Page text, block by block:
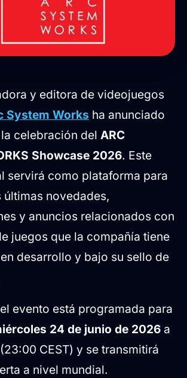
y editora de videojuegos
System Works ha anunciado
celebración del ARC
Showcase 2026. Este
servirá como plataforma para
últimas novedades,
y anuncios relacionados con
juegos que la compañía tiene
desarrollo y bajo su sello de
evento está programada para
24 de junio de 2026 a
CEST) y se transmitirá
a nivel mundial.